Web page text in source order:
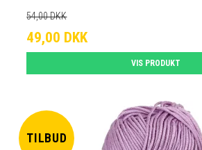
54,00 DKK
49,00 DKK
VIS PRODUKT
TILBUD